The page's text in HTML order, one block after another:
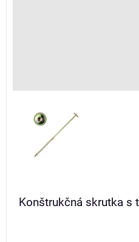
Konštrukčná skrutka s